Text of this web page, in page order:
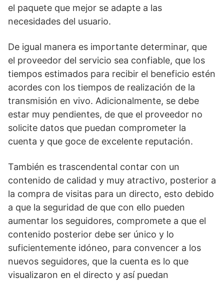
el paquete que mejor se adapte a las
necesidades del usuario.
De igual manera es importante determinar, que
el proveedor del servicio sea confiable, que los
tiempos estimados para recibir el beneficio estén
acordes con los tiempos de realización de la
transmisión en vivo. Adicionalmente, se debe
estar muy pendientes, de que el proveedor no
solicite datos que puedan comprometer la
cuenta y que goce de excelente reputación.
También es trascendental contar con un
contenido de calidad y muy atractivo, posterior a
la compra de visitas para un directo, esto debido
a que la seguridad de que con ello pueden
aumentar los seguidores, compromete a que el
contenido posterior debe ser único y lo
suficientemente idóneo, para convencer a los
nuevos seguidores, que la cuenta es lo que
visualizaron en el directo y así puedan